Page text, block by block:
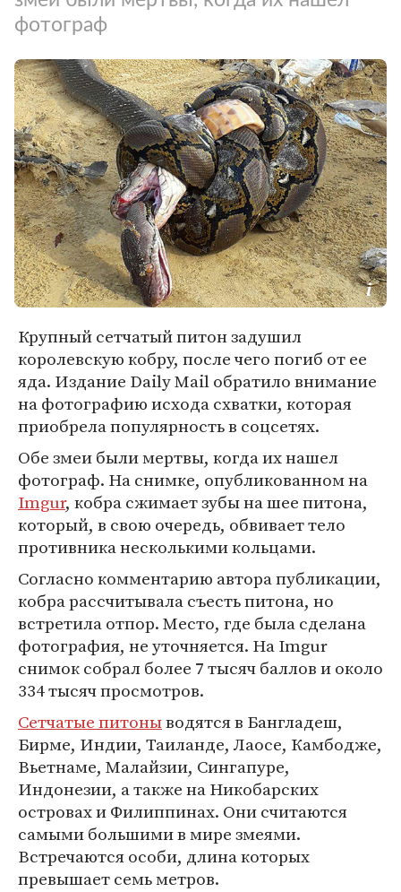
фотограф
Крупный сетчатый питон задушил
королевскую кобру, после чего погиб от ее
яда. Издание Daily Mail обратило внимание
на фотографию исхода схватки, которая
приобрела популярность в соцсетях.
Обе змеи были мертвы, когда их нашел
фотограф. На снимке, опубликованном на
Imgur, кобра сжимает зубы на шее питона,
который, в свою очередь, обвивает тело
противника несколькими кольцами.
Согласно комментарию автора публикации,
кобра рассчитывала съесть питона, но
встретила отпор. Место, где была сделана
фотография, не уточняется. На Imgur
снимок собрал более 7 тысяч баллов и около
334 тысяч просмотров.
Сетчатые питоныводятся в Бангладеш,
Бирме, Индии, Таиланде, Лаосе, Камбодже,
Вьетнаме, Малайзии, Сингапуре,
Индонезии, а также на Никобарских
островах и Филиппинах. Они считаются
самыми большими в мире змеями.
Встречаются особи, длина которых
превышает семь метров.